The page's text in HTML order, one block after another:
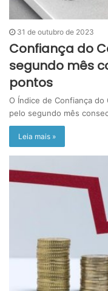
31 de outubro de 2023
Confiança do
segundo mês
pontos
O Índice de Confiança do
pelo segundo mês
Leia mais »